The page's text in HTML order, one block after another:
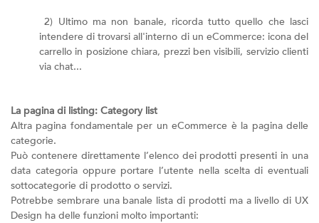
2) Ultimo ma non banale, ricorda tutto quello che lasci
intendere di trovarsi all'interno di un eCommerce: icona del
carrello in posizione chiara, prezzi ben visibili, servizio clienti
via chat...
La pagina di listing: Category list
Altra pagina fondamentale per un eCommerce è la pagina delle
categorie.
Può contenere direttamente l’elenco dei prodotti presenti in una
data categoria oppure portare l’utente nella scelta di eventuali
sottocategorie di prodotto o servizi.
Potrebbe sembrare una banale lista di prodotti ma a livello di UX
Design ha delle funzioni molto importanti: